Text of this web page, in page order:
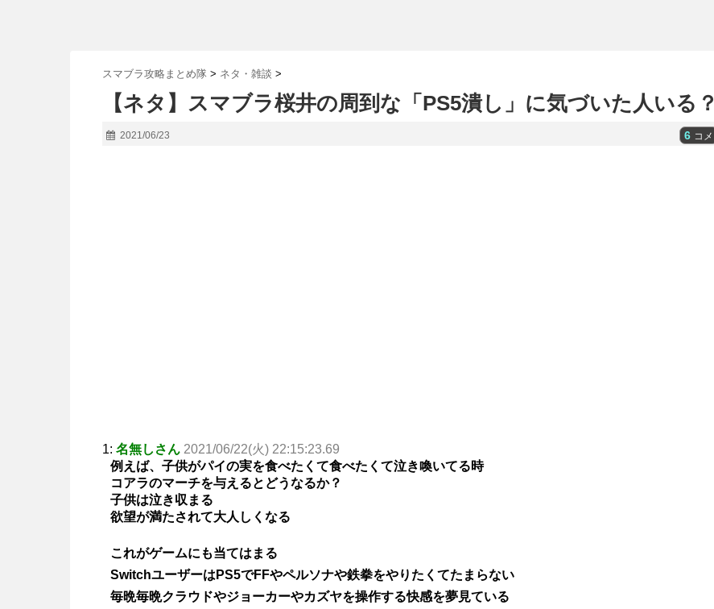
スマブラ攻略まとめ隊 > ネタ・雑談 >
【ネタ】スマブラ桜井の周到な「PS5潰し」に気づいた人いる？
2021/06/23 6 コメ
1: 名無しさん 2021/06/22(火) 22:15:23.69
例えば、子供がパイの実を食べたくて食べたくて泣き喚いてる時
コアラのマーチを与えるとどうなるか？
子供は泣き収まる
欲望が満たされて大人しくなる
これがゲームにも当てはまる
SwitchユーザーはPS5でFFやペルソナや鉄拳をやりたくてたまらない
毎晩毎晩クラウドやジョーカーやカズヤを操作する快感を夢見ている